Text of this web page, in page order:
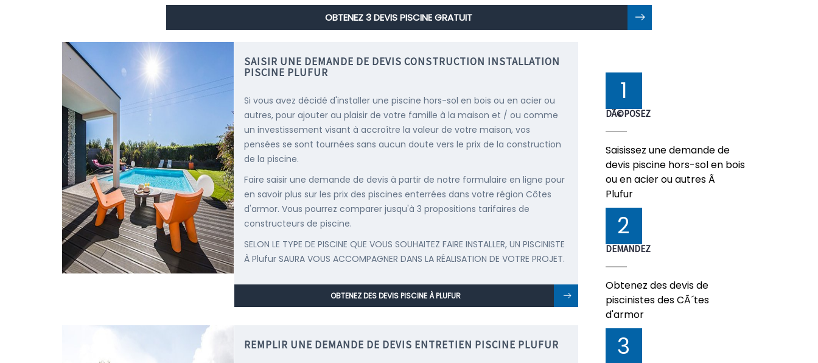
OBTENEZ 3 DEVIS PISCINE GRATUIT
SAISIR UNE DEMANDE DE DEVIS CONSTRUCTION INSTALLATION
PISCINE PLUFUR
Si vous avez décidé d'installer une piscine hors-sol en bois ou en acier ou
autres, pour ajouter au plaisir de votre famille à la maison et / ou comme
un investissement visant à accroître la valeur de votre maison, vos
pensées se sont tournées sans aucun doute vers le prix de la construction
de la piscine.
Faire saisir une demande de devis à partir de notre formulaire en ligne pour
en savoir plus sur les prix des piscines enterrées dans votre région Côtes
d'armor. Vous pourrez comparer jusqu'à 3 propositions tarifaires de
constructeurs de piscine.
SELON LE TYPE DE PISCINE QUE VOUS SOUHAITEZ FAIRE INSTALLER, UN PISCINISTE
À Plufur SAURA VOUS ACCOMPAGNER DANS LA RÉALISATION DE VOTRE PROJET.
OBTENEZ DES DEVIS PISCINE À PLUFUR
REMPLIR UNE DEMANDE DE DEVIS ENTRETIEN PISCINE PLUFUR
1
DÃ©POSEZ
Saisissez une demande de
devis piscine hors-sol en bois
ou en acier ou autres Ã
Plufur
2
DEMANDEZ
Obtenez des devis de
piscinistes des CÃ´tes
d'armor
3